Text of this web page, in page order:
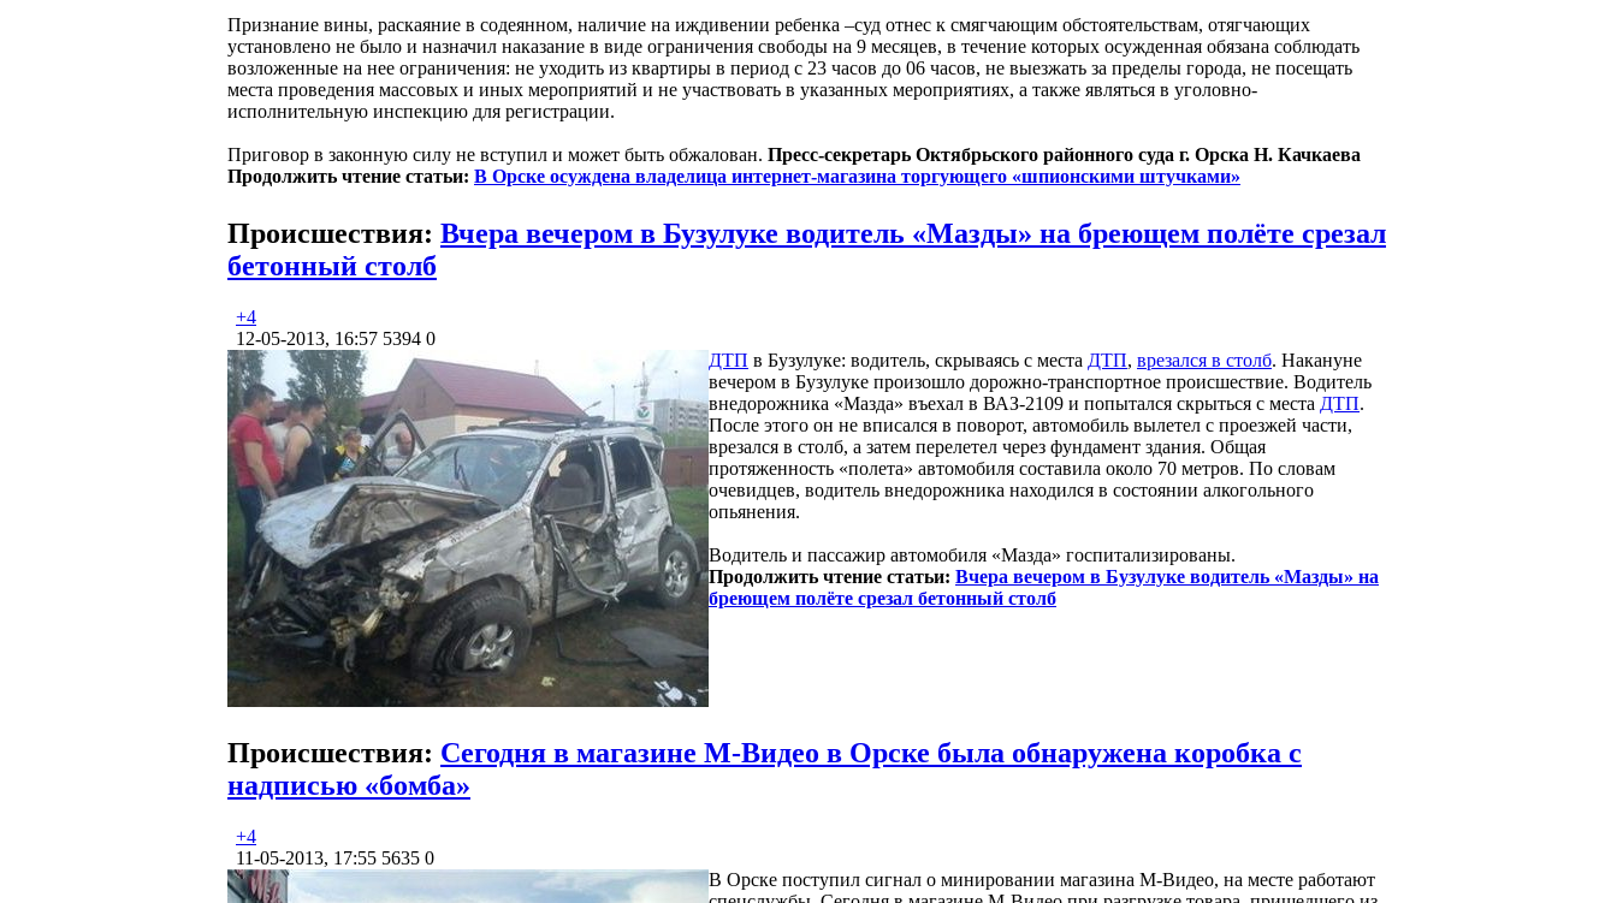
Признание вины, раскаяние в содеянном, наличие на иждивении ребенка –суд отнес к смягчающим обстоятельствам, отягчающих
установлено не было и назначил наказание в виде ограничения свободы на 9 месяцев, в течение которых осужденная обязана соблюдать
возложенные на нее ограничения: не уходить из квартиры в период с 23 часов до 06 часов, не выезжать за пределы города, не посещать
места проведения массовых и иных мероприятий и не участвовать в указанных мероприятиях, а также являться в уголовно-
исполнительную инспекцию для регистрации.
Приговор в законную силу не вступил и может быть обжалован. Пресс-секретарь Октябрьского районного суда г. Орска Н. Качкаева
Продолжить чтение статьи: В Орске осуждена владелица интернет-магазина торгующего «шпионскими штучками»
Происшествия: Вчера вечером в Бузулуке водитель «Мазды» на бреющем полёте срезал
бетонный столб
+4
12-05-2013, 16:57 5394 0
ДТП в Бузулуке: водитель, скрываясь с места ДТП, врезался в столб. Накануне
вечером в Бузулуке произошло дорожно-транспортное происшествие. Водитель
внедорожника «Мазда» въехал в ВАЗ-2109 и попытался скрыться с места ДТП.
После этого он не вписался в поворот, автомобиль вылетел с проезжей части,
врезался в столб, а затем перелетел через фундамент здания. Общая
протяженность «полета» автомобиля составила около 70 метров. По словам
очевидцев, водитель внедорожника находился в состоянии алкогольного
опьянения.
Водитель и пассажир автомобиля «Мазда» госпитализированы.
Продолжить чтение статьи: Вчера вечером в Бузулуке водитель «Мазды» на
бреющем полёте срезал бетонный столб
Происшествия: Сегодня в магазине М-Видео в Орске была обнаружена коробка с
надписью «бомба»
+4
11-05-2013, 17:55 5635 0
В Орске поступил сигнал о минировании магазина М-Видео, на месте работают